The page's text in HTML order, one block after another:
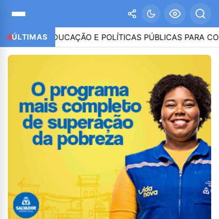
ÚLTIMAS
EDUCAÇÃO E POLÍTICAS PÚBLICAS PARA